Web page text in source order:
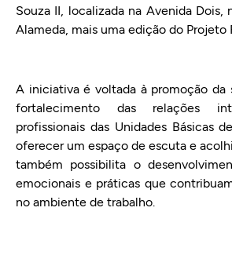
Souza II, localizada na Avenida Dois,
Alameda, mais uma edição do Projeto
A iniciativa é voltada à promoção da
fortalecimento das relações
profissionais das Unidades Básicas
oferecer um espaço de escuta e
também possibilita o
emocionais e práticas que
no ambiente de trabalho.